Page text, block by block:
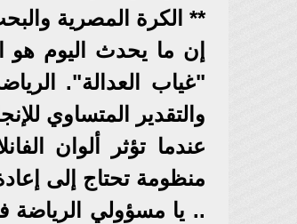
** الكرة المصرية
إن ما يحدث اليوم
"غياب العدالة".
والتقدير المتساوي
عندما تؤثر ألوان
منظومة تحتاج إلى
.. يا مسؤولي